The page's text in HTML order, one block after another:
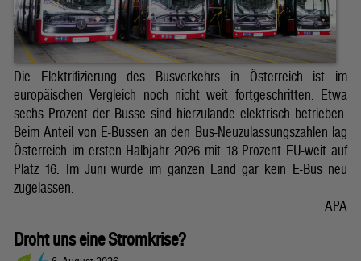
Die Elektrifizierung des Busverkehrs in Österreich ist im
europäischen Vergleich noch nicht weit fortgeschritten. Etwa
sechs Prozent der Busse sind hierzulande elektrisch betrieben.
Beim Anteil von E-Bussen an den Bus-Neuzulassungszahlen lag
Österreich im ersten Halbjahr 2026 mit 18 Prozent EU-weit auf
Platz 16. Im Juni wurde im ganzen Land gar kein E-Bus neu
zugelassen.
APA
Droht uns eine Stromkrise?